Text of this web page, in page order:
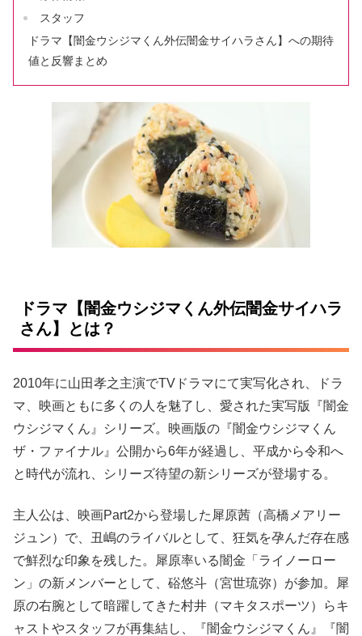
スタッフ
ドラマ【闇金ウシジマくん外伝闇金サイハラさん】への期待
値と反響まとめ
ドラマ【闇金ウシジマくん外伝闇金サイハラ
さん】とは？
2010年に山田孝之主演でTVドラマにて実写化され、ドラ
マ、映画ともに多くの人を魅了し、愛された実写版『闇金
ウシジマくん』シリーズ。映画版の『闇金ウシジマくん
ザ・ファイナル』公開から6年が経過し、平成から令和へ
と時代が流れ、シリーズ待望の新シリーズが登場する。
主人公は、映画Part2から登場した犀原茜（高橋メアリー
ジュン）で、丑嶋のライバルとして、狂気を孕んだ存在感
で鮮烈な印象を残した。犀原率いる闇金「ライノーロー
ン」の新メンバーとして、硲悠斗（宮世琉弥）が参加。犀
原の右腕として暗躍してきた村井（マキタスポーツ）らキ
ャストやスタッフが再集結し、『闇金ウシジマくん』『闇